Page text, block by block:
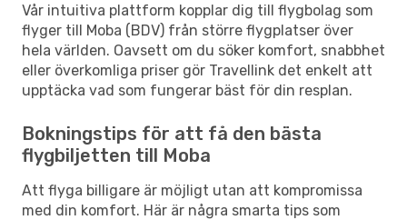
Vår intuitiva plattform kopplar dig till flygbolag som
flyger till Moba (BDV) från större flygplatser över
hela världen. Oavsett om du söker komfort, snabbhet
eller överkomliga priser gör Travellink det enkelt att
upptäcka vad som fungerar bäst för din resplan.
Bokningstips för att få den bästa
flygbiljetten till Moba
Att flyga billigare är möjligt utan att kompromissa
med din komfort. Här är några smarta tips som